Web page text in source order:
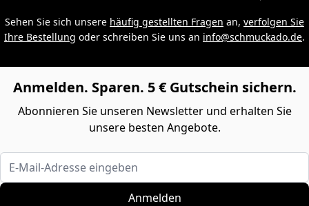
Sehen Sie sich unsere häufig gestellten Fragen an, verfolgen Sie
Ihre Bestellung oder schreiben Sie uns an info@schmuckado.de.
Anmelden. Sparen. 5 € Gutschein sichern.
Abonnieren Sie unseren Newsletter und erhalten Sie
unsere besten Angebote.
E-Mail-Adresse eingeben
Anmelden